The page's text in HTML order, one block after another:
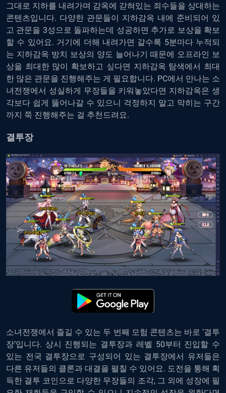
그대로 지하를 내려가며 감옥에 갇혀있는 죄수들을 상대하는
콘텐츠입니다. 다양한 관문들이 지하감옥 내에 준비되어 있
고 관문을 3성으로 돌파하는데 성공하면 추가로 보상을 확보
할 수 있어요. 거기에 더해 내려가면 갈수록 5분마다 누적되
는 지하감옥 방치 보상의 양도 늘어나기 때문에 오프라인 보
상을 최대한 많이 확보하고 싶다면 지하감옥 탐색에서 최대
한 많은 관문을 진행해주는 게 필요합니다. PC에서 만나는 소
녀전쟁에서 성실하게 무장들을 키워놓았다면 지하감옥은 생
각보다 쉽게 뚫어나갈 수 있으니 걱정하지 말고 막히는 구간
까지 쭉 진행해주는 걸 추천드려요.
결투장
소녀전쟁에서 즐길 수 있는 두 번째 모험 콘텐츠는 바로 ‘결투
장’입니다. 상시 진행되는 결투장과 레벨 50부터 진입할 수
있는 전국 결투장으로 구성되어 있는 결투장에서 유저들은
다른 유저들의 클론과 대결을 펼칠 수 있어요. 도전을 통해 획
득한 결투 코인으로 다양한 무장들의 조각, 그 외에 성장에 필